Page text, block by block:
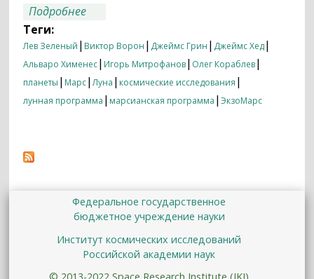
Подробнее
Теги:
Лев Зеленый | Виктор Ворон | Джеймс Грин | Джеймс Хед|
Альваро Хименес| Игорь Митрофанов| Олег Кораблев|
планеты | Марс|Луна | космические исследования |
лунная программа | марсианская программа |ЭкзоМарс
Федеральное государственное
бюджетное учреждение науки
Институт космических исследований
Российской академии наук